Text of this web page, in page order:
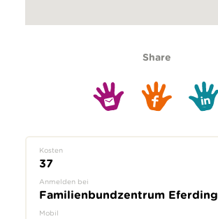
Share
Kosten
37
Anmelden bei
Familienbundzentrum Eferding
Mobil